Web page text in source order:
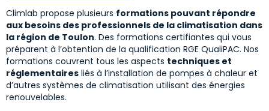
Climlab propose plusieurs formations pouvant répondre
aux besoins des professionnels de la climatisation dans
la région de Toulon. Des formations certifiantes qui vous
préparent à l’obtention de la qualification RGE QualiPAC. Nos
formations couvrent tous les aspects techniques et
réglementaires liés à l’installation de pompes à chaleur et
d’autres systèmes de climatisation utilisant des énergies
renouvelables.